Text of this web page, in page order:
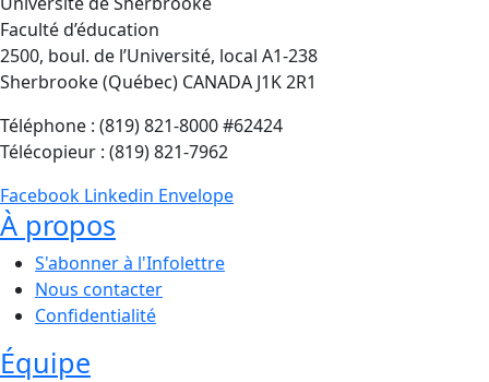
Faculté d’éducation
2500, boul. de l’Université, local A1-238
Sherbrooke (Québec) CANADA J1K 2R1
Téléphone : (819) 821-8000 #62424
Télécopieur : (819) 821-7962
Facebook Linkedin Envelope
À propos
S'abonner à l'Infolettre
Nous contacter
Confidentialité
Équipe